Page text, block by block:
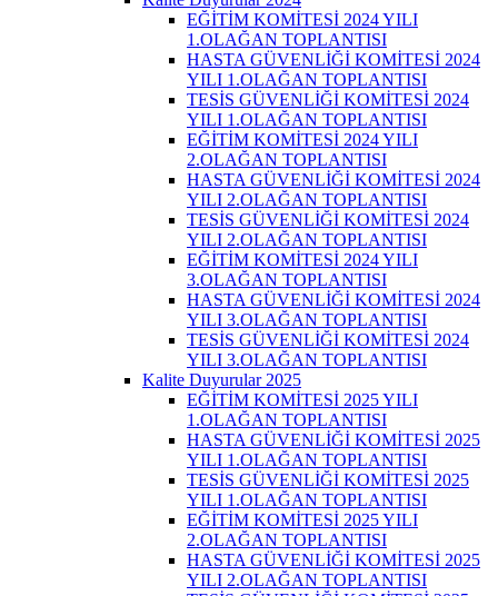
EĞİTİM KOMİTESİ 2024 YILI
1.OLAĞAN TOPLANTISI
HASTA GÜVENLİĞİ KOMİTESİ 2024
YILI 1.OLAĞAN TOPLANTISI
TESİS GÜVENLİĞİ KOMİTESİ 2024
YILI 1.OLAĞAN TOPLANTISI
EĞİTİM KOMİTESİ 2024 YILI
2.OLAĞAN TOPLANTISI
HASTA GÜVENLİĞİ KOMİTESİ 2024
YILI 2.OLAĞAN TOPLANTISI
TESİS GÜVENLİĞİ KOMİTESİ 2024
YILI 2.OLAĞAN TOPLANTISI
EĞİTİM KOMİTESİ 2024 YILI
3.OLAĞAN TOPLANTISI
HASTA GÜVENLİĞİ KOMİTESİ 2024
YILI 3.OLAĞAN TOPLANTISI
TESİS GÜVENLİĞİ KOMİTESİ 2024
YILI 3.OLAĞAN TOPLANTISI
Kalite Duyurular 2025
EĞİTİM KOMİTESİ 2025 YILI
1.OLAĞAN TOPLANTISI
HASTA GÜVENLİĞİ KOMİTESİ 2025
YILI 1.OLAĞAN TOPLANTISI
TESİS GÜVENLİĞİ KOMİTESİ 2025
YILI 1.OLAĞAN TOPLANTISI
EĞİTİM KOMİTESİ 2025 YILI
2.OLAĞAN TOPLANTISI
HASTA GÜVENLİĞİ KOMİTESİ 2025
YILI 2.OLAĞAN TOPLANTISI